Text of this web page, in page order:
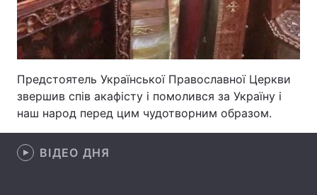
Предстоятель Української Православної Церкви
звершив спів акафісту і помолився за Україну і
наш народ перед цим чудотворним образом.
ВІДЕО ДНЯ